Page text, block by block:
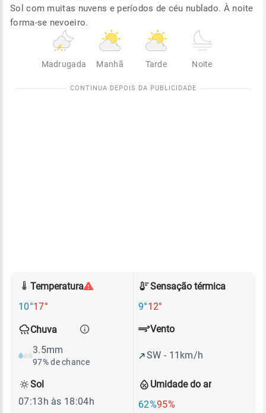
Sol com muitas nuvens e períodos de céu nublado. À noite
forma-se nevoeiro.
Madrugada Manhã Tarde Noite
Temperatura
10°17°
Sensação térmica
9°12°
Chuva
3.5mm
97% de chance
Umidade do ar
62%95%
Vento
SW - 11km/h
Sol
07:13h às 18:04h